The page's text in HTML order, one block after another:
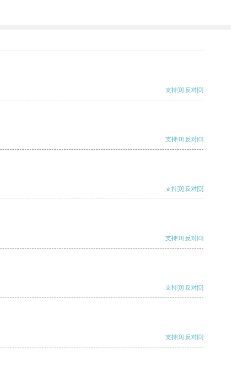
支持[0] 反对[0]
支持[0] 反对[0]
支持[0] 反对[0]
支持[0] 反对[0]
支持[0] 反对[0]
支持[0] 反对[0]